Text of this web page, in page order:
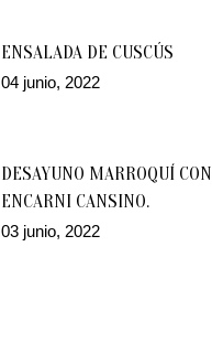
ENSALADA DE CUSCÚS
04 junio, 2022
DESAYUNO MARROQUÍ CON
ENCARNI CANSINO.
03 junio, 2022